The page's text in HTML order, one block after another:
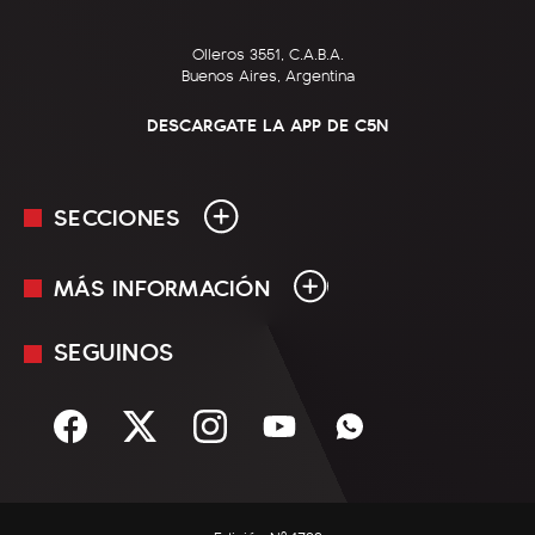
Olleros 3551, C.A.B.A.
Buenos Aires, Argentina
DESCARGATE LA APP DE C5N
SECCIONES
En Vivo
Sociedad
MÁS INFORMACIÓN
Mediakit
Términos y condiciones
SEGUINOS